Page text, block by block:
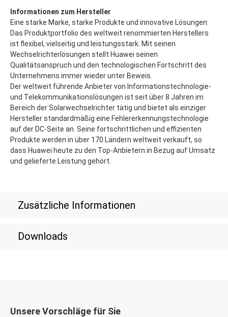
Zusätzliche Informationen
Downloads
Informationen zum Hersteller
Eine starke Marke, starke Produkte und innovative Lösungen:
Das Produktportfolio des weltweit renommierten Herstellers
ist flexibel, vielseitig und leistungsstark. Mit seinen
Wechselrichterlösungen stellt Huawei seinen
Qualitätsanspruch und den technologischen Fortschritt des
Unternehmens immer wieder unter Beweis.
Der weltweit führende Anbieter von Informationstechnologie-
und Telekommunikationslösungen ist seit über 8 Jahren im
Bereich der Solarwechselrichter tätig und bietet als einziger
Hersteller standardmäßig eine Fehlererkennungstechnologie
auf der DC-Seite an. Seine fortschrittlichen und effizienten
Produkte werden in über 170 Ländern weltweit verkauft, so
dass Huawei heute zu den Top-Anbietern in Bezug auf Umsatz
und gelieferte Leistung gehört.
Unsere Vorschläge für Sie